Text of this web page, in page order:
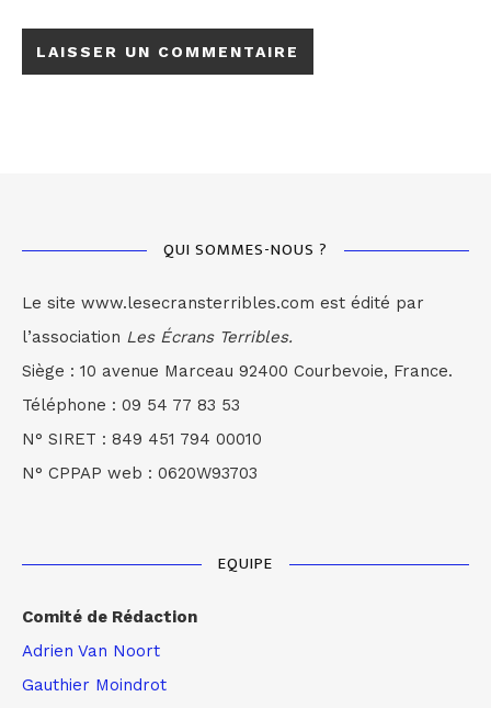
QUI SOMMES-NOUS ?
Le site www.lesecransterribles.com est édité par
l’association Les Écrans Terribles.
Siège : 10 avenue Marceau 92400 Courbevoie, France.
Téléphone : 09 54 77 83 53
N° SIRET : 849 451 794 00010
N° CPPAP web : 0620W93703
EQUIPE
Comité de Rédaction
Adrien Van Noort
Gauthier Moindrot